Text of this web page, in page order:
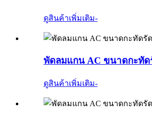
ดูสินค้าเพิ่มเติม-
พัดลมแกน AC ขนาดกะทัด
ดูสินค้าเพิ่มเติม-